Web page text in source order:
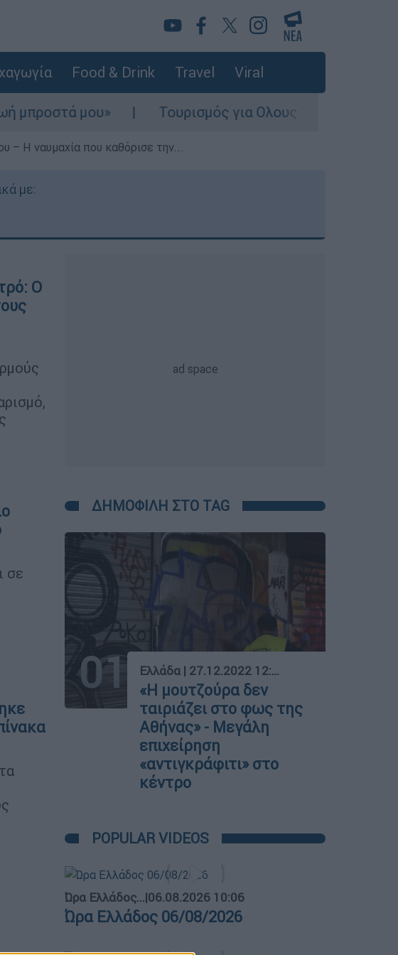
Food & Drink Travel Viral
Τουρισμός για Ολους 2026-2027: Τα SOS για να
– Η ναυμαχία που καθόρισε την...
με:
Ο
σε
ΔΗΜΟΦΙΛΗ ΣΤΟ TAG
01 Ελλάδα | 27.12.2022 12:00
«Η μουτζούρα δεν
ταιριάζει στο φως της
Αθήνας» - Μεγάλη
επιχείρηση
«αντιγκράφιτι» στο
κέντρο
POPULAR VIDEOS
Ώρα Ελλάδος...|06.08.2026 10:06
Ώρα Ελλάδος 06/08/2026